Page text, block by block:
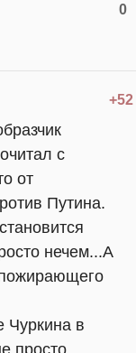
0
+52
с
от
Путина.
нечем...А
Чуркина в
просто